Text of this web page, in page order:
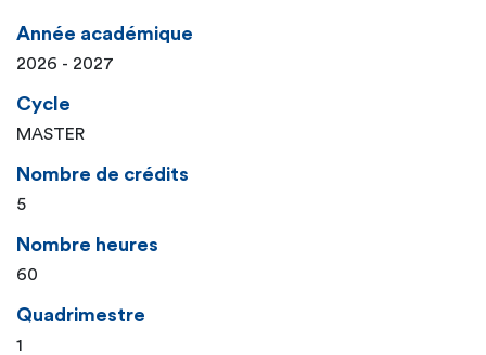
Année académique
2026 - 2027
Cycle
MASTER
Nombre de crédits
5
Nombre heures
60
Quadrimestre
1